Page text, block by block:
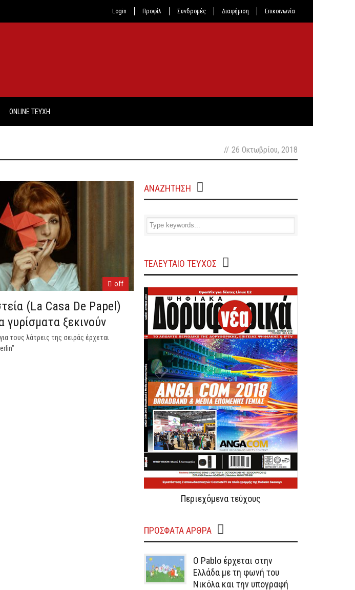
Login Προφίλ Συνδρομές Διαφήμιση Επικοινωνία
ONLINE TEYXH
// 26 Οκτωβρίου, 2018
off
(La Casa De Papel)
γυρίσματα ξεκινούν
τους λάτρεις της σειράς έρχεται
ΑΝΑΖΗΤΗΣΗ
ΤΕΛΕΥΤΑΙΟ ΤΕΥΧΟΣ
Περιεχόμενα τεύχους
ΠΡΌΣΦΑΤΑ ΆΡΘΡΑ
Ο Pablo έρχεται στην
Ελλάδα με τη φωνή του
Νικόλα και την υπογραφή